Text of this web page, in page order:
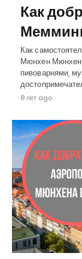
Как
Как
Мюнхен Мюнхен
пивоварнями,
8 лет ago